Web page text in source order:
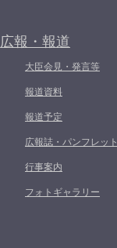
広報・報道
大臣会見・発言等
報道資料
報道予定
広報誌・パンフレット
行事案内
フォトギャラリー